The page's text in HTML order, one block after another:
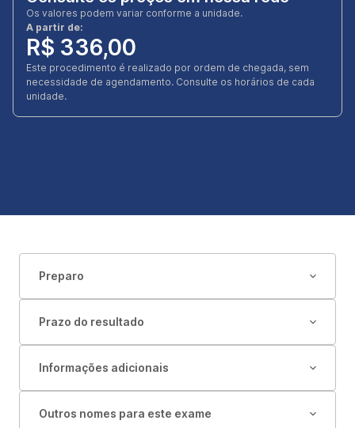
Os valores podem variar conforme a unidade.
A partir de:
R$ 336,00
Este procedimento é realizado por ordem de chegada, sem
necessidade de agendamento. Consulte os horários de cada
unidade.
Preparo
Prazo do resultado
Informações adicionais
Outros nomes para este exame